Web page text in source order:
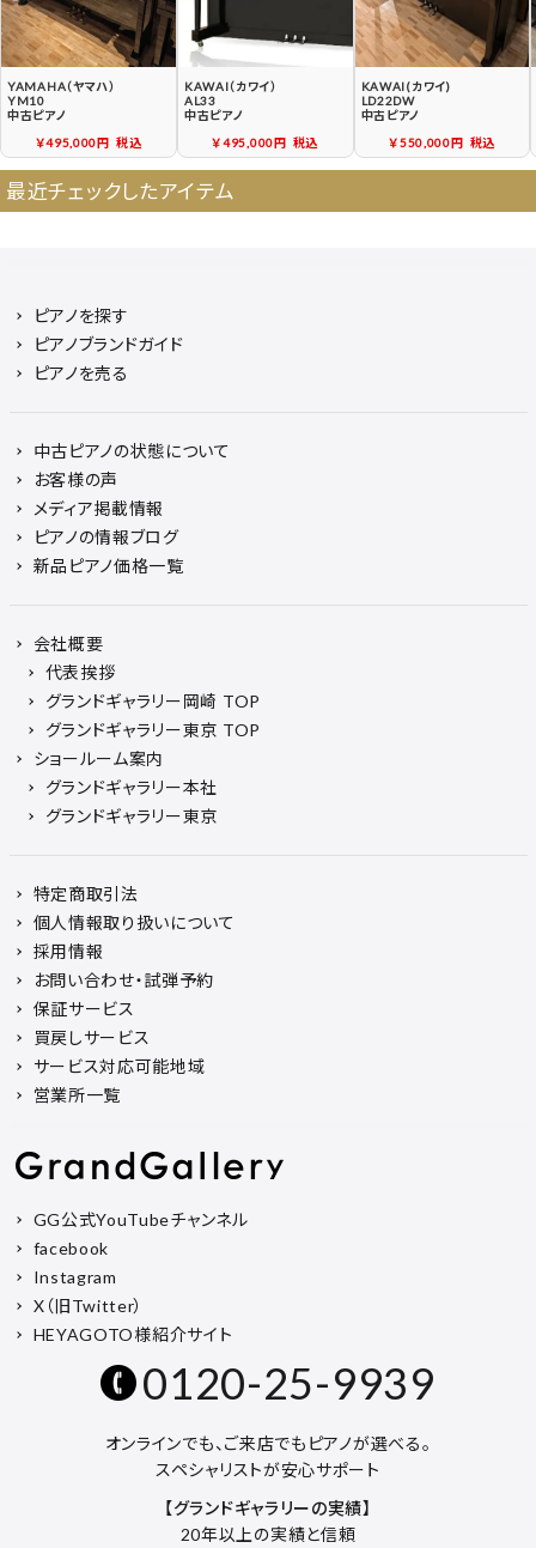
YAMAHA（ヤマハ）
YM10
中古ピアノ
￥495,000円
税込
KAWAI（カワイ）
AL33
中古ピアノ
￥495,000円
税込
KAWAI(カワイ)
LD22DW
中古ピアノ
￥550,000円
税込
最近チェックしたアイテム
ピアノを探す
ピアノブランドガイド
ピアノを売る
中古ピアノの状態について
お客様の声
メディア掲載情報
ピアノの情報ブログ
新品ピアノ価格一覧
会社概要
代表挨拶
グランドギャラリー岡崎 TOP
グランドギャラリー東京 TOP
ショールーム案内
グランドギャラリー本社
グランドギャラリー東京
特定商取引法
個人情報取り扱いについて
採用情報
お問い合わせ・試弾予約
保証サービス
買戻しサービス
サービス対応可能地域
営業所一覧
GG公式YouTubeチャンネル
facebook
Instagram
X（旧Twitter）
HEYAGOTO様紹介サイト
0120-25-9939
オンラインでも、ご来店でもピアノが選べる。
スペシャリストが安心サポート
【グランドギャラリーの実績】
20年以上の実績と信頼